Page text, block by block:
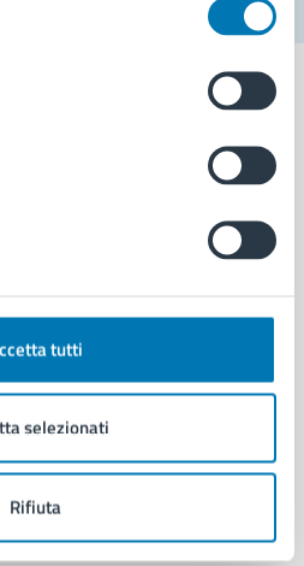
tutti
selezionati
Rifiuta